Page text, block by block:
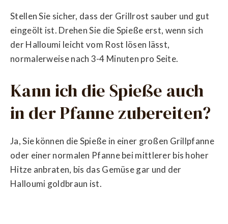
Stellen Sie sicher, dass der Grillrost sauber und gut
eingeölt ist. Drehen Sie die Spieße erst, wenn sich
der Halloumi leicht vom Rost lösen lässt,
normalerweise nach 3-4 Minuten pro Seite.
Kann ich die Spieße auch
in der Pfanne zubereiten?
Ja, Sie können die Spieße in einer großen Grillpfanne
oder einer normalen Pfanne bei mittlerer bis hoher
Hitze anbraten, bis das Gemüse gar und der
Halloumi goldbraun ist.